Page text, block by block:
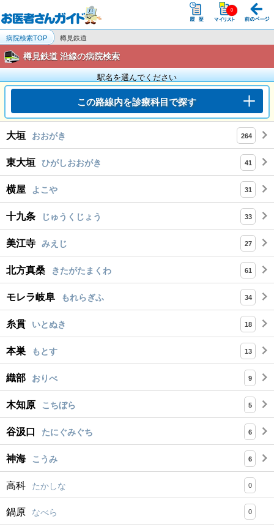
病院検索TOP 樽見鉄道
樽見鉄道 沿線の病院検索
駅名を選んでください
この路線内を診療科目で探す
大垣 おおがき 264
東大垣 ひがしおおがき 41
横屋 よこや 31
十九条 じゅうくじょう 33
美江寺 みえじ 27
北方真桑 きたがたまくわ 61
モレラ岐阜 もれらぎふ 34
糸貫 いとぬき 18
本巣 もとす 13
織部 おりべ 9
木知原 こちぼら 5
谷汲口 たにぐみぐち 6
神海 こうみ 6
高科 たかしな 0
鍋原 なべら 0